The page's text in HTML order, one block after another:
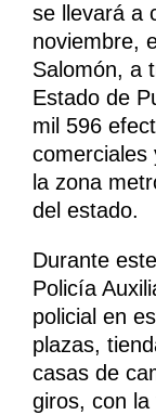
se llevará a
noviembre,
Salomón, a
Estado de
mil 596
comerciales
la zona
del estado.
Durante
Policía
policial en
plazas,
casas de
giros, con la